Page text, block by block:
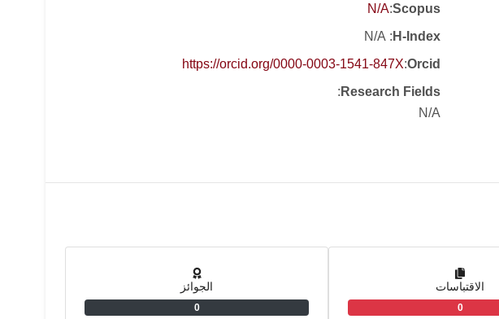
Scopus
:
N/A
H-Index
: N/A
Orcid
:
https://orcid.org/0000-0003-1541-847X
Research Fields
:
N/A
الاقتباسات
0
الجوائز
0